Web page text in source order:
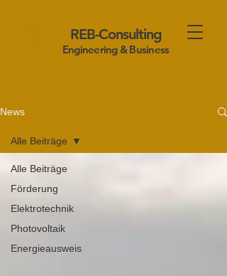
REB-Consulting
Engineering & Business
News
Alle Beiträge
Förderung
Elektrotechnik
Photovoltaik
Energieausweis
Alle Beiträge